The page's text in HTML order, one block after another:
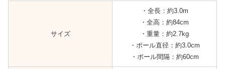
サイズ
・全長：約3.0m
・全高：約84cm
・重量：約2.7kg
・ポール直径：約3.0cm
・ポール間隔：約60cm